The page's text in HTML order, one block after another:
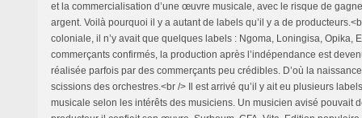
et la commercialisation d’une œuvre musicale, avec le risque de
argent. Voilà pourquoi il y a autant de labels qu’il y a de
coloniale, il n’y avait que quelques labels : Ngoma, Loningisa, Opika,
commerçants confirmés, la production après l’indépendance est
réalisée parfois par des commerçants peu crédibles. D’où la
scissions des orchestres.<br /> Il est arrivé qu’il y ait eu plusieurs
musicale selon les intérêts des musiciens. Un musicien avisé pouvait